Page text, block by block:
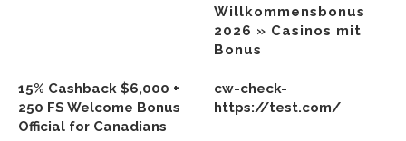
Willkommensbonus
2026 » Casinos mit
Bonus
15% Cashback $6,000 +
250 FS Welcome Bonus
Official for Canadians
cw-check-
https://test.com/